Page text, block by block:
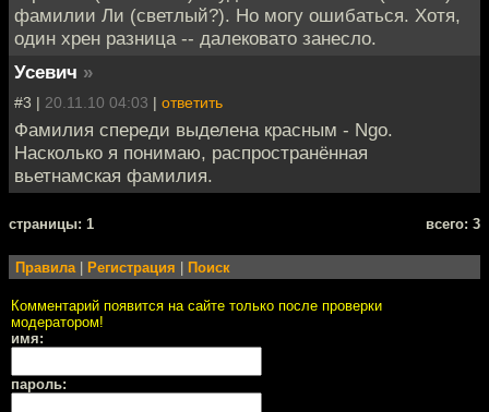
фамилии Ли (светлый?). Но могу ошибаться. Хотя,
один хрен разница -- далековато занесло.
Усевич »
#3 | 20.11.10 04:03 | ответить
Фамилия спереди выделена красным - Ngo.
Насколько я понимаю, распространённая
вьетнамская фамилия.
cтраницы: 1 всего: 3
Правила Регистрация Поиск
Комментарий появится на сайте только после проверки
модератором!
имя:
пароль: